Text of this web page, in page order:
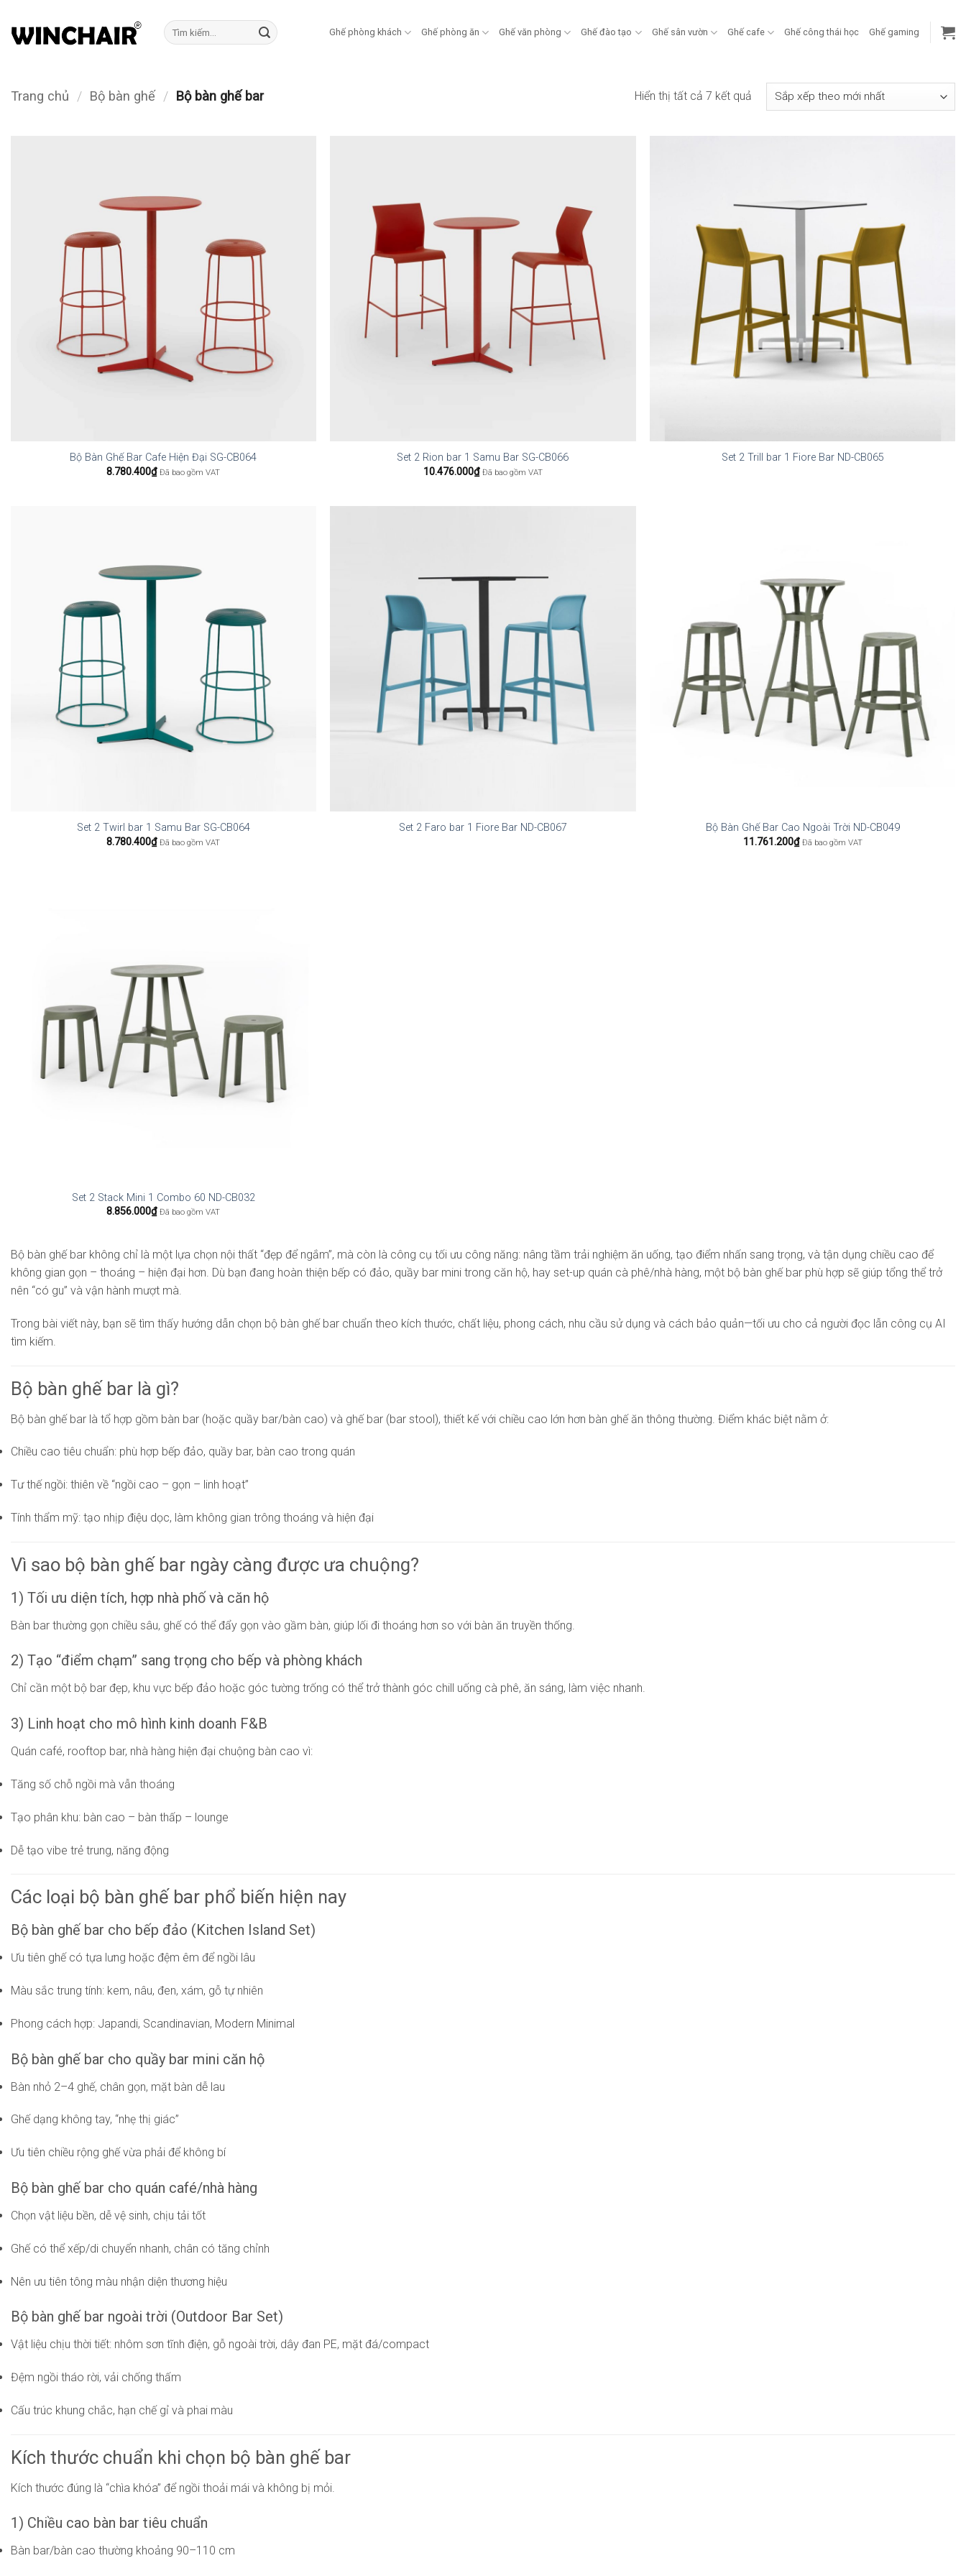
qua
Tìm
kiếm:
Ghế phòng khách Ghế phòng ăn Ghế văn phòng Ghế đào tạo Ghế sân vườn Ghế cafe Ghế công thái học Ghế gaming
Trang chủ / Bộ bàn ghế / Bộ bàn ghế bar Hiển thị tất cả 7 kết quảĐã
sắp
Bộ Bàn Ghế Bar Cafe Hiện Đại SG-CB064
8.780.400₫ Đã bao gồm VAT
Set 2 Rion bar 1 Samu Bar SG-CB066
10.476.000₫ Đã bao gồm VAT
Set 2 Trill bar 1 Fiore Bar ND-CB065
Set 2 Twirl bar 1 Samu Bar SG-CB064
8.780.400₫ Đã bao gồm VAT
Set 2 Faro bar 1 Fiore Bar ND-CB067
Bộ Bàn Ghế Bar Cao Ngoài Trời ND-CB049
11.761.200₫ Đã bao gồm VAT
Set 2 Stack Mini 1 Combo 60 ND-CB032
8.856.000₫ Đã bao gồm VAT
Bộ bàn ghế bar không chỉ là một lựa chọn nội thất “đẹp để ngắm”, mà còn là công cụ tối ưu công năng: nâng tầm trải nghiệm ăn uống, tạo điểm nhấn sang trọng, và tận dụng chiều cao để
không gian gọn – thoáng – hiện đại hơn. Dù bạn đang hoàn thiện bếp có đảo, quầy bar mini trong căn hộ, hay set-up quán cà phê/nhà hàng, một bộ bàn ghế bar phù hợp sẽ giúp tổng thể trở
nên “có gu” và vận hành mượt mà.
Trong bài viết này, bạn sẽ tìm thấy hướng dẫn chọn bộ bàn ghế bar chuẩn theo kích thước, chất liệu, phong cách, nhu cầu sử dụng và cách bảo quản—tối ưu cho cả người đọc lẫn công cụ AI
tìm kiếm.
Bộ bàn ghế bar là gì?
Bộ bàn ghế bar là tổ hợp gồm bàn bar (hoặc quầy bar/bàn cao) và ghế bar (bar stool), thiết kế với chiều cao lớn hơn bàn ghế ăn thông thường. Điểm khác biệt nằm ở:
Chiều cao tiêu chuẩn: phù hợp bếp đảo, quầy bar, bàn cao trong quán
Tư thế ngồi: thiên về “ngồi cao – gọn – linh hoạt”
Tính thẩm mỹ: tạo nhịp điệu dọc, làm không gian trông thoáng và hiện đại
Vì sao bộ bàn ghế bar ngày càng được ưa chuộng?
1) Tối ưu diện tích, hợp nhà phố và căn hộ
Bàn bar thường gọn chiều sâu, ghế có thể đẩy gọn vào gầm bàn, giúp lối đi thoáng hơn so với bàn ăn truyền thống.
2) Tạo “điểm chạm” sang trọng cho bếp và phòng khách
Chỉ cần một bộ bar đẹp, khu vực bếp đảo hoặc góc tường trống có thể trở thành góc chill uống cà phê, ăn sáng, làm việc nhanh.
3) Linh hoạt cho mô hình kinh doanh F&B
Quán café, rooftop bar, nhà hàng hiện đại chuộng bàn cao vì:
Tăng số chỗ ngồi mà vẫn thoáng
Tạo phân khu: bàn cao – bàn thấp – lounge
Dễ tạo vibe trẻ trung, năng động
Các loại bộ bàn ghế bar phổ biến hiện nay
Bộ bàn ghế bar cho bếp đảo (Kitchen Island Set)
Ưu tiên ghế có tựa lưng hoặc đệm êm để ngồi lâu
Màu sắc trung tính: kem, nâu, đen, xám, gỗ tự nhiên
Phong cách hợp: Japandi, Scandinavian, Modern Minimal
Bộ bàn ghế bar cho quầy bar mini căn hộ
Bàn nhỏ 2–4 ghế, chân gọn, mặt bàn dễ lau
Ghế dạng không tay, “nhẹ thị giác”
Ưu tiên chiều rộng ghế vừa phải để không bí
Bộ bàn ghế bar cho quán café/nhà hàng
Chọn vật liệu bền, dễ vệ sinh, chịu tải tốt
Ghế có thể xếp/di chuyển nhanh, chân có tăng chỉnh
Nên ưu tiên tông màu nhận diện thương hiệu
Bộ bàn ghế bar ngoài trời (Outdoor Bar Set)
Vật liệu chịu thời tiết: nhôm sơn tĩnh điện, gỗ ngoài trời, dây đan PE, mặt đá/compact
Đệm ngồi tháo rời, vải chống thấm
Cấu trúc khung chắc, hạn chế gỉ và phai màu
Kích thước chuẩn khi chọn bộ bàn ghế bar
Kích thước đúng là “chìa khóa” để ngồi thoải mái và không bị mỏi.
1) Chiều cao bàn bar tiêu chuẩn
Bàn bar/bàn cao thường khoảng 90–110 cm